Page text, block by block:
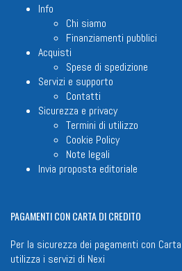
Info
Chi siamo
Finanziamenti pubblici
Acquisti
Spese di spedizione
Servizi e supporto
Contatti
Sicurezza e privacy
Termini di utilizzo
Cookie Policy
Note legali
Invia proposta editoriale
PAGAMENTICON CARTA DI CREDITO
Per la sicurezza dei pagamenti con
utilizza i servizi di Nexi